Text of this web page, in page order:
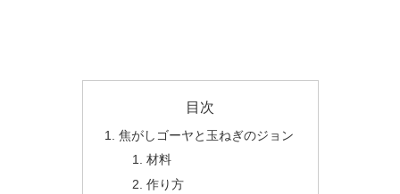
目次
焦がしゴーヤと玉ねぎのジョン
材料
作り方